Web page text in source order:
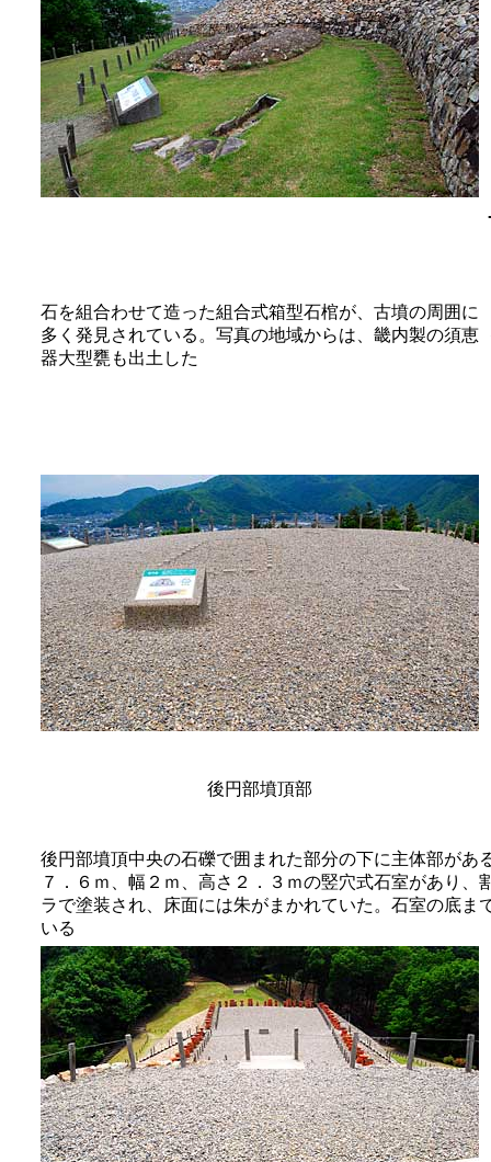
石を組合わせて造った組合式箱型石棺が、古墳の周囲に
多く発見されている。写真の地域からは、畿内製の須恵
器大型甕も出土した
後円部墳頂部
後円部墳頂中央の石礫で囲まれた部分の下に主体部が
７．６ｍ、幅２ｍ、高さ２．３ｍの竪穴式石室があり
ラで塗装され、床面には朱がまかれていた。石室の底
いる